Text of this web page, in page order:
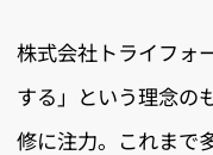
株式会社トライフォ
する」という理念の
修に注力。これまで